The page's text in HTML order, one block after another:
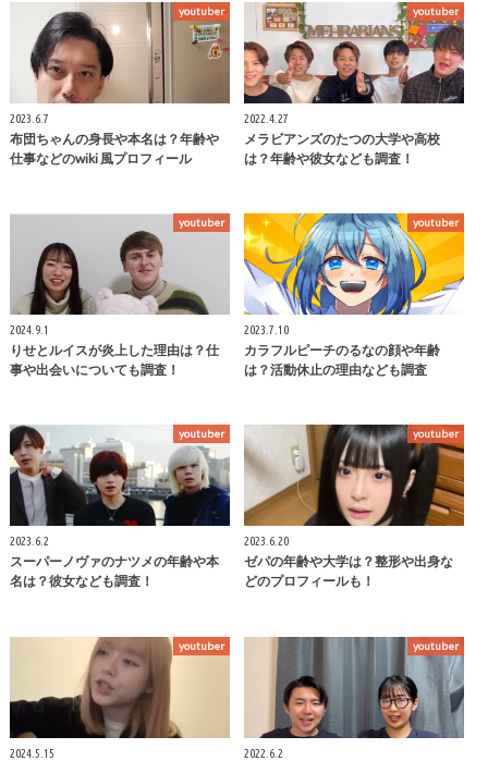
youtuber
2023.6.7
布団ちゃんの身長や本名は？年齢や
仕事などのwiki 風プロフィール
youtuber
2022.4.27
メラビアンズのたつの大学や高校
は？年齢や彼女なども調査！
youtuber
2024.9.1
りせとルイスが炎上した理由は？仕
事や出会いについても調査！
youtuber
2023.7.10
カラフルピーチのるなの顔や年齢
は？活動休止の理由なども調査
youtuber
2023.6.2
スーパーノヴァのナツメの年齢や本
名は？彼女なども調査！
youtuber
2023.6.20
ゼパの年齢や大学は？整形や出身な
どのプロフィールも！
youtuber
2024.5.15
youtuber
2022.6.2